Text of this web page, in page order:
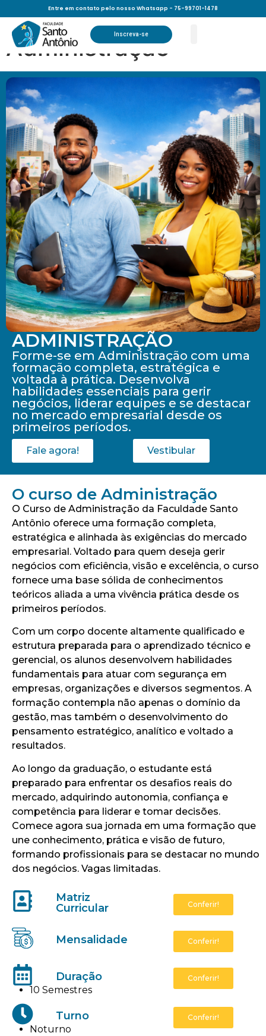
Entre em contato pelo nosso Whatsapp - 75-99701-1478
Inscreva-se
Curso de
Administração
ADMINISTRAÇÃO
Forme-se em Administração com uma
formação completa, estratégica e
voltada à prática. Desenvolva
habilidades essenciais para gerir
negócios, liderar equipes e se destacar
no mercado empresarial desde os
primeiros períodos.
Fale agora! Vestibular
O curso de Administração
O Curso de Administração da Faculdade Santo
Antônio oferece uma formação completa,
estratégica e alinhada às exigências do mercado
empresarial. Voltado para quem deseja gerir
negócios com eficiência, visão e excelência, o curso
fornece uma base sólida de conhecimentos
teóricos aliada a uma vivência prática desde os
primeiros períodos.
Com um corpo docente altamente qualificado e
estrutura preparada para o aprendizado técnico e
gerencial, os alunos desenvolvem habilidades
fundamentais para atuar com segurança em
empresas, organizações e diversos segmentos. A
formação contempla não apenas o domínio da
gestão, mas também o desenvolvimento do
pensamento estratégico, analítico e voltado a
resultados.
Ao longo da graduação, o estudante está
preparado para enfrentar os desafios reais do
mercado, adquirindo autonomia, confiança e
competência para liderar e tomar decisões.
Comece agora sua jornada em uma formação que
une conhecimento, prática e visão de futuro,
formando profissionais para se destacar no mundo
dos negócios. Vagas limitadas.
Matriz
Curricular
Conferir!
Mensalidade Conferir!
Duração Conferir!
10 Semestres
Turno Conferir!
Noturno